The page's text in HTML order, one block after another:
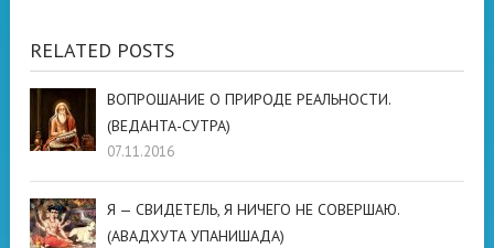
RELATED POSTS
ВОПРОШАНИЕ О ПРИРОДЕ РЕАЛЬНОСТИ.
(ВЕДАНТА-СУТРА)
07.11.2016
Я — СВИДЕТЕЛЬ, Я НИЧЕГО НЕ СОВЕРШАЮ.
(АВАДХУТА УПАНИШАДА)